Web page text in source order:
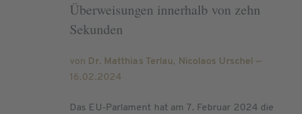
Überweisungen innerhalb von zehn
Sekunden
von Dr. Matthias Terlau, Nicolaos Urschel —
16.02.2024
Das EU-Parlament hat am 7. Februar 2024 die